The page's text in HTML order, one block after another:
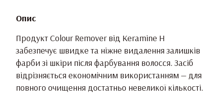
Опис
Продукт Colour Remover від Keramine H
забезпечує швидке та ніжне видалення залишків
фарби зі шкіри після фарбування волосся. Засіб
відрізняється економічним використанням — для
повного очищення достатньо невеликої кількості.